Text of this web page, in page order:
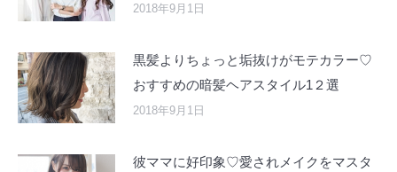
2018年9月1日
黒髪よりちょっと垢抜けがモテカラー♡
おすすめの暗髪ヘアスタイル1２選
2018年9月1日
彼ママに好印象♡愛されメイクをマスタ